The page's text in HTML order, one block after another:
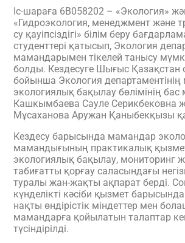
Іс-шараға 6В058202 – «Экология»
«Гидроэкология, менеджмент және
су қауіпсіздігі» білім беру
студенттері қатысып, Экология
мамандарымен тікелей танысу
болды. Кездесуге Шығыс Қазақстан
бойынша Экология департаментінің
экологиялық бақылау бөлімінің
Кашкымбаева Сауле Серикбековна
Мұсаханова Аружан Қаныбекқызы
Кездесу барысында мамандар
мамандығының практикалық
экологиялық бақылау, мониторинг
табиғатты қорғау саласындағы
туралы жан-жақты ақпарат берді.
күнделікті кәсіби қызмет барысында
нақты өндірістік міндеттер мен
мамандарға қойылатын талаптар
түсіндірілді.